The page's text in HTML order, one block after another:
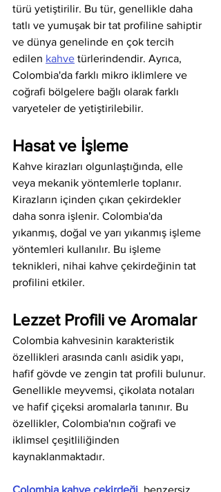
türü yetiştirilir. Bu tür, genellikle daha
tatlı ve yumuşak bir tat profiline sahiptir
ve dünya genelinde en çok tercih
edilen kahve türlerindendir. Ayrıca,
Colombia'da farklı mikro iklimlere ve
coğrafi bölgelere bağlı olarak farklı
varyeteler de yetiştirilebilir.
Hasat ve İşleme
Kahve kirazları olgunlaştığında, elle
veya mekanik yöntemlerle toplanır.
Kirazların içinden çıkan çekirdekler
daha sonra işlenir. Colombia'da
yıkanmış, doğal ve yarı yıkanmış işleme
yöntemleri kullanılır. Bu işleme
teknikleri, nihai kahve çekirdeğinin tat
profilini etkiler.
Lezzet Profili ve Aromalar
Colombia kahvesinin karakteristik
özellikleri arasında canlı asidik yapı,
hafif gövde ve zengin tat profili bulunur.
Genellikle meyvemsi, çikolata notaları
ve hafif çiçeksi aromalarla tanınır. Bu
özellikler, Colombia'nın coğrafi ve
iklimsel çeşitliliğinden
kaynaklanmaktadır.
Colombia kahve çekirdeği , benzersiz